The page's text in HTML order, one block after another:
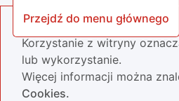
Przejdź do menu głównego
Nasza strona wykorzystuje
Korzystanie z witryny
lub wykorzystanie.
Więcej informacji można
Cookies.